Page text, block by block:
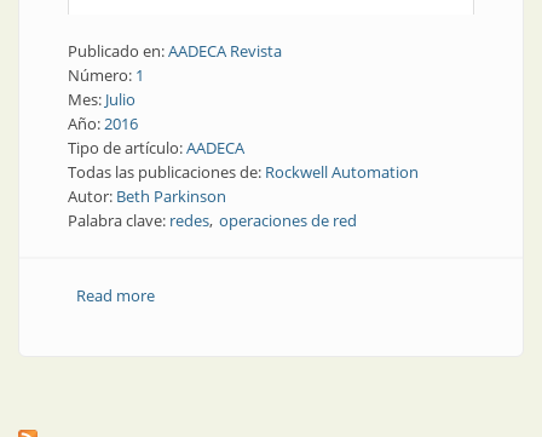
Publicado en:AADECA Revista
Número: 1
Mes: Julio
Año:2016
Tipo de artículo:AADECA
Todas las publicaciones de: Rockwell Automation
Autor: Beth Parkinson
Palabra clave: redes operaciones de red
Read moreabout Presente y futuro | Los beneficios económicos